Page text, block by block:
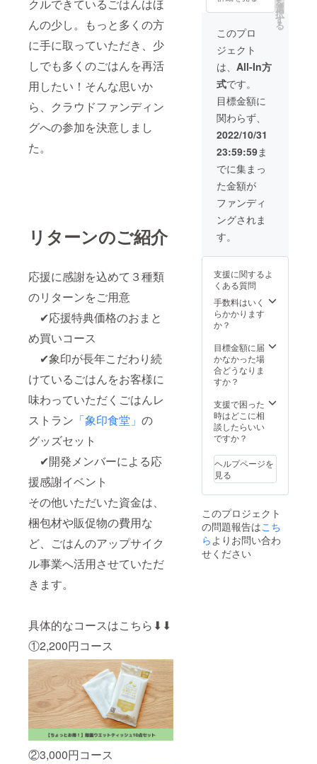
クルできているごはんはほ
んの少し。もっと多くの方
に手に取っていただき、少
しでも多くのごはんを再活
用したい！そんな思いか
ら、クラウドファンディン
グへの参加を決意しまし
た。
リターンのご紹介
応援に感謝を込めて３種類
のリターンをご用意
✔︎応援特典価格のおまと
め買いコース
✔︎象印が長年こだわり続
けているごはんをお客様に
味わっていただくごはんレ
ストラン 「象印食堂」 の
グッズセット
✔︎開発メンバーによる応
援感謝イベント
その他いただいた資金は、
梱包材や販促物の費用な
ど、ごはんのアップサイク
ル事業へ活用させていただ
きます。
具体的なコースはこちら⬇︎⬇︎
①2,200円コース
②3,000円コース
印食堂
に提供
してい
るお米3
種の
コース
です。
それぞ
れ2点ず
合わせ
ていま
す
バーに
よる応
援感謝
イベン
ト特別
限定ご
招待
・
2023年
1月開催
予定
・大
阪（難
波駅周
辺）・
東京
（東京
駅周
オンラ
イン参
加可能
※交通
費・滞
在費は
させて
いただ
きま
星お米
マイス
ターが
在籍す
店、金
子商店
さんに
ブレン
いただ
いた
「象印
食堂の
お米」
印食堂
のお米
（3合真
空パッ
ク） 1
点 ・お
礼メッ
セージ
五ツ星
お米マ
イス
ターが
在籍す
るお
店、金
子商店
さんに
ブレン
ドして
いただ
食堂の
をセッ
トでお
届け ※
原材料
及び添
の食品
表示は
お届け
商品の
に表記
されま
す
選
択
す
る
このプロ
ジェクト
は、 All-In方
式です。
目標金額に
関わらず、
2022/10/31
23:59:59ま
でに集まっ
た金額が
ファンディ
ングされま
す。
支援に関するよ
くある質問
手数料はいく
らかかります
か？
目標金額に届
かなかった場
合どうなりま
すか？
支援で困った
時はどこに相
談したらいい
ですか？
ヘルプページを
見る
このプロジェクト
の問題報告はこち
らよりお問い合わ
せください